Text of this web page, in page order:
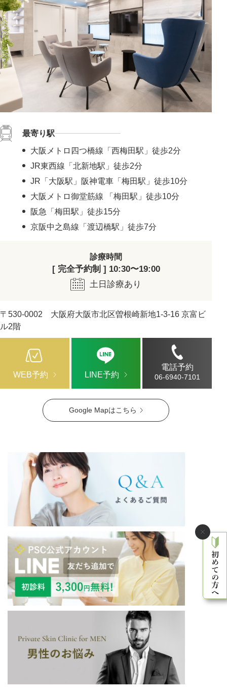
Google Mapはこちら
最寄り駅
大阪メトロ四つ橋線「西梅田駅」徒歩2分
JR東西線「北新地駅」徒歩2分
JR「大阪駅」阪神電車「梅田駅」徒歩10分
大阪メトロ御堂筋線 「梅田駅」徒歩10分
阪急「梅田駅」徒歩15分
京阪中之島線「渡辺橋駅」徒歩7分
診療時間
[ 完全予約制 ] 10:30〜19:00
土日診療あり
〒530-0002 大阪府大阪市北区曽根崎新地1-3-16 京富ビ
ル2階
WEB予約 LINE予約
電話予約
06-6940-7101